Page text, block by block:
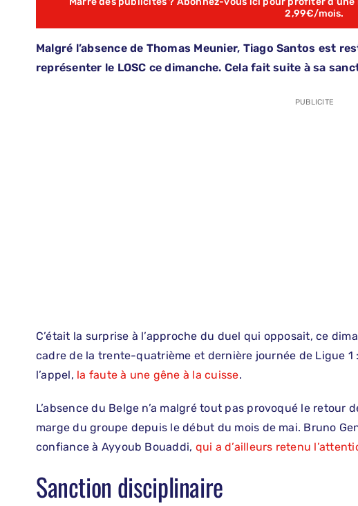
2,99€/mois.
Malgré l’absence de Thomas Meunier, Tiago Santos est
représenter le LOSC ce dimanche. Cela fait suite à sa
PUBLICITE
C’était la surprise à l’approche du duel qui opposait, ce
cadre de la trente-quatrième et dernière journée de Ligue 1
l’appel, la faute à une gêne à la cuisse.
L’absence du Belge n’a malgré tout pas provoqué le retour
marge du groupe depuis le début du mois de mai. Bruno
confiance à Ayyoub Bouaddi, qui a d’ailleurs retenu
Sanction disciplinaire